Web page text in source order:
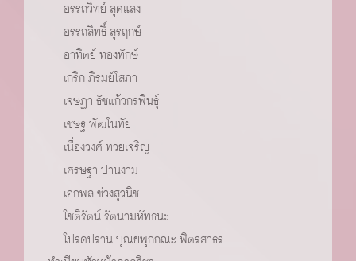
อรรถวิทย์ สุดแสง
อรรถสิทธิ์ สุรฤกษ์
อาทิตย์ ทองทักษ์
เกริก ภิรมย์โสภา
เจษฏา ธัชแก้วกรพินธ์ุ
เชษฐ พัฒโนทัย
เนื่องวงศ์ ทวยเจริญ
เศรษฐา ปานงาม
เอกพล ช่วงสุวนิช
โชติรัตน์ รัตนามหัทธนะ
โปรดปราน บุณยพุกกณะ พิตรสาธร